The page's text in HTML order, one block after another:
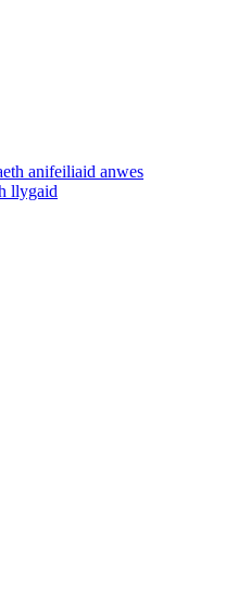
anifeiliaid anwes
llygaid